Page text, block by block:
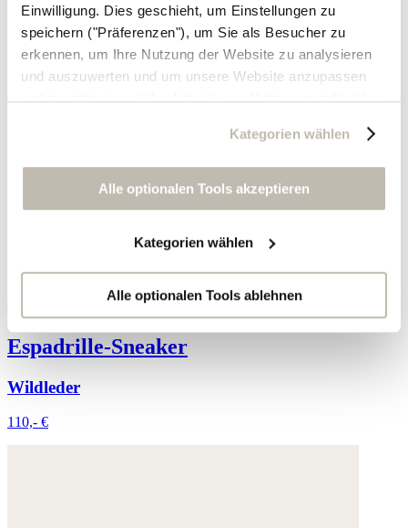
Einwilligung. Dies geschieht, um Einstellungen zu
speichern ("Präferenzen"), um Sie als Besucher zu
erkennen, um Ihre Nutzung der Website zu analysieren
und auszuwerten und um unsere Website anzupassen
und zu optimieren ("Analytics"), um Nutzungsprofile über
zu erstellen, um personalisierte Werbung auszuliefern,
um Sie auf anderen Websites wiederzuerkennen und um
Sie erneut mit Werbung anzusprechen sowie um unsere
Werbekampagnen auszuwerten ("Marketing").
Ihre Daten werden mit Dienstanbietern geteilt, die wir in
der Datenschutzerklärung genauer auflisten oder wenn
Sie auf "Kategorien wählen" klicken.
Indem Sie auf "Alle optionalen Tools akzeptieren" klicken,
erklären Sie sich mit der Nutzung der optionalen Tools
wie zuvor beschrieben einverstanden.
Sie können Ihre Einwilligung jederzeit anpassen oder für
Kategorien wählen
Alle optionalen Tools akzeptieren
Kategorien wählen
Alle optionalen Tools ablehnen
Espadrille-Sneaker
Wildleder
110,- €